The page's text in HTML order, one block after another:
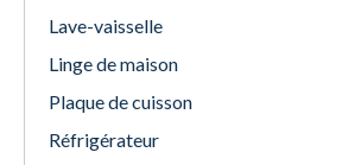
Lave-vaisselle
Linge de maison
Plaque de cuisson
Réfrigérateur